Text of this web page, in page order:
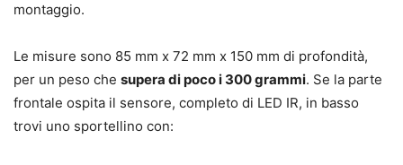
montaggio.
Le misure sono 85 mm x 72 mm x 150 mm di profondità,
per un peso che supera di poco i 300 grammi. Se la parte
frontale ospita il sensore, completo di LED IR, in basso
trovi uno sportellino con: